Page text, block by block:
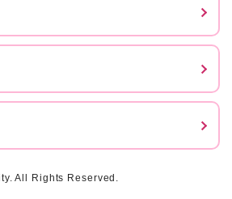
All Rights Reserved.